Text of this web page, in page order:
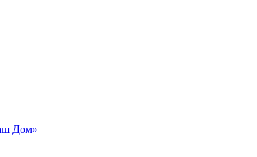
Дом»